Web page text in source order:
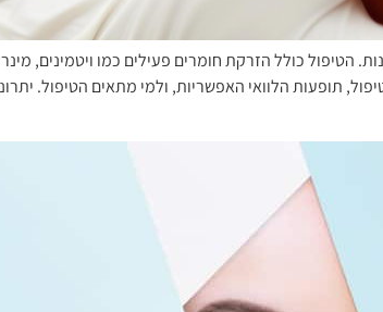
כולל הזרקת חומרים פעילים כמו ויטמינים,
תופעות הלוואי האפשריות, ולמי מתאים הטיפול.